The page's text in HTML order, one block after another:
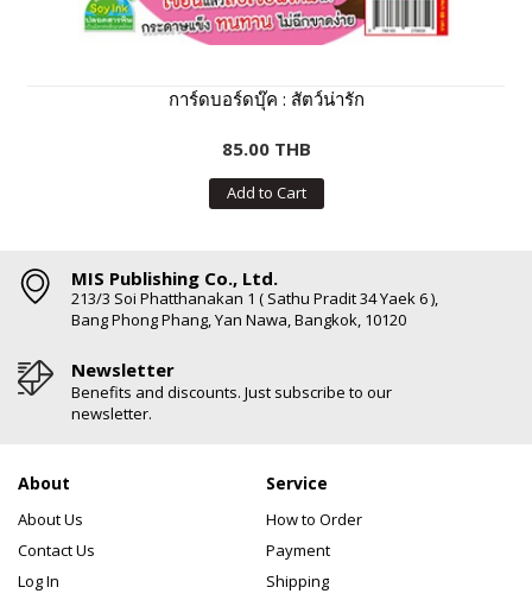
การ์ดบอร์ดบุ๊ค : สัตว์น่ารัก
85.00 THB
Add to Cart
MIS Publishing Co., Ltd.
213/3 Soi Phatthanakan 1 ( Sathu Pradit 34 Yaek 6 ),
Bang Phong Phang, Yan Nawa, Bangkok, 10120
Newsletter
Benefits and discounts. Just subscribe to our
newsletter.
About
About Us
Contact Us
Log In
Service
How to Order
Payment
Shipping